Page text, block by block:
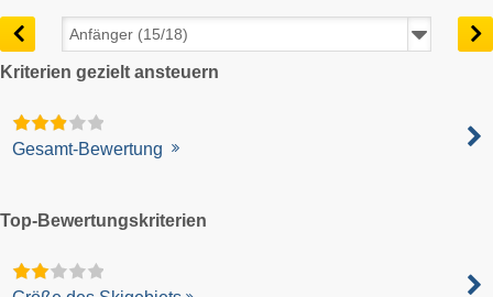
Kriterien gezielt ansteuern
Gesamt-Bewertung
Top-Bewertungskriterien